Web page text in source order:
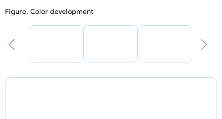
Figure. Color development